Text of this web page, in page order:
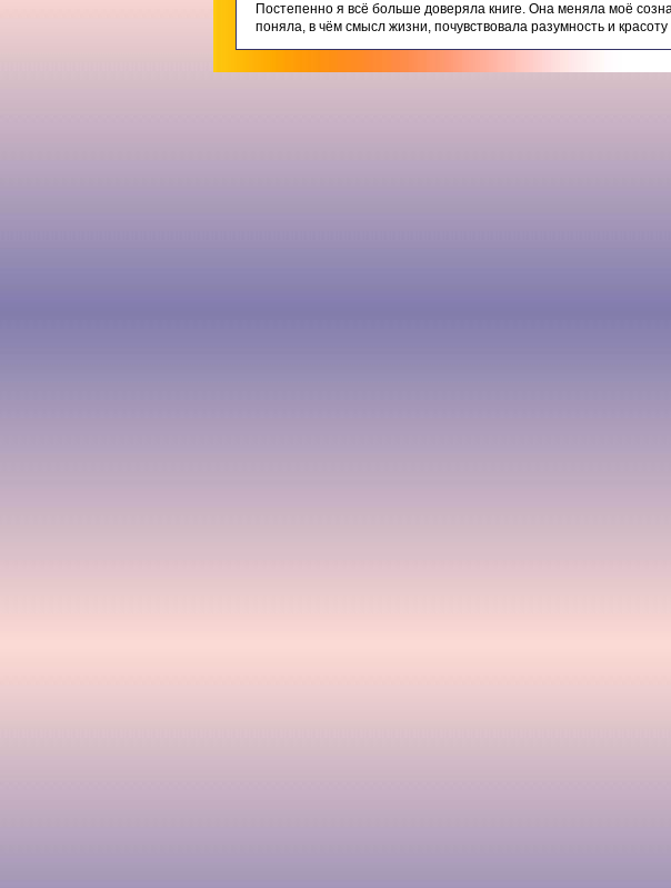
Постепенно я всё больше доверяла книге. Она меняла моё
поняла, в чём смысл жизни, почувствовала разумность и